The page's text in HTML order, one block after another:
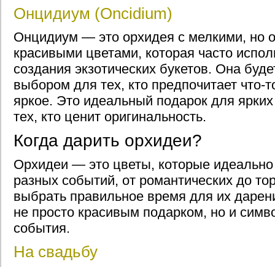
Онцидиум (Oncidium)
Онцидиум — это орхидея с мелкими, но
красивыми цветами, которая часто
создания экзотических букетов. Она
выбором для тех, кто предпочитает что-
яркое. Это идеальный подарок для
тех, кто ценит оригинальность.
Когда дарить орхидеи?
Орхидеи — это цветы, которые
разных событий, от романтических до
выбрать правильное время для их
не просто красивым подарком, но и
события.
На свадьбу